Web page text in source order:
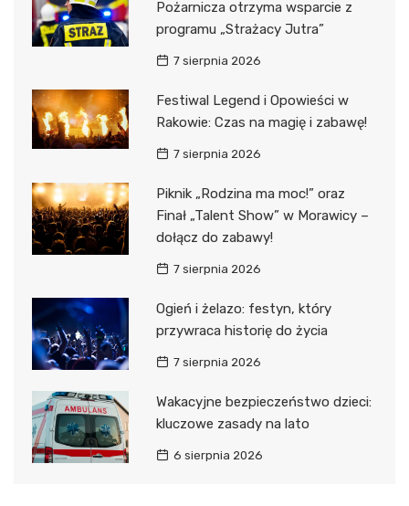
Pożarnicza otrzyma wsparcie z
programu „Strażacy Jutra”
7 sierpnia 2026
Festiwal Legend i Opowieści w
Rakowie: Czas na magię i zabawę!
7 sierpnia 2026
Piknik „Rodzina ma moc!” oraz
Finał „Talent Show” w Morawicy –
dołącz do zabawy!
7 sierpnia 2026
Ogień i żelazo: festyn, który
przywraca historię do życia
7 sierpnia 2026
Wakacyjne bezpieczeństwo dzieci:
kluczowe zasady na lato
6 sierpnia 2026